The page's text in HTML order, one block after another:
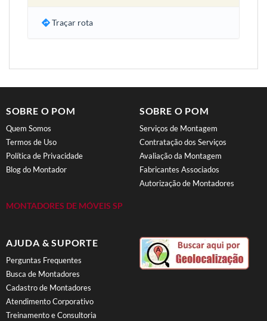
Traçar rota
SOBRE O POM
Quem Somos
Termos de Uso
Política de Privacidade
Blog do Montador
MONTADORES DE MÓVEIS SP
SOBRE O POM
Serviços de Montagem
Contratação dos Serviços
Avaliação da Montagem
Fabricantes Associados
Autorização de Montadores
AJUDA & SUPORTE
Perguntas Frequentes
Busca de Montadores
Cadastro de Montadores
Atendimento Corporativo
Treinamento e Consultoria